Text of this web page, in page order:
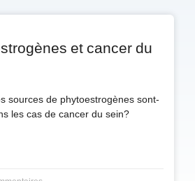
et cancer du
sources de phytoestrogènes sont-
les cas de cancer du sein?